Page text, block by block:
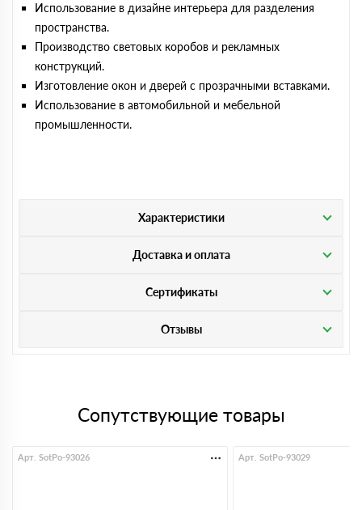
Использование в дизайне интерьера для разделения
пространства.
Производство световых коробов и рекламных
конструкций.
Изготовление окон и дверей с прозрачными вставками.
Использование в автомобильной и мебельной
промышленности.
Характеристики
Доставка и оплата
Сертификаты
Отзывы
Сопутствующие товары
Арт. SotPo-93026 Арт. SotPo-93029